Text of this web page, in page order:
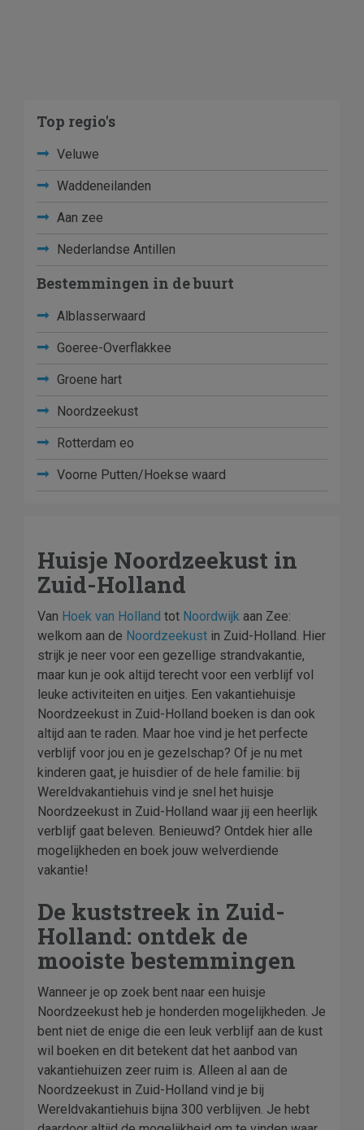
Top regio's
Veluwe
Waddeneilanden
Aan zee
Nederlandse Antillen
Bestemmingen in de buurt
Alblasserwaard
Goeree-Overflakkee
Groene hart
Noordzeekust
Rotterdam eo
Voorne Putten/Hoekse waard
Huisje Noordzeekust in
Zuid-Holland
Van Hoek van Holland tot Noordwijk aan Zee:
welkom aan de Noordzeekust in Zuid-Holland. Hier
strijk je neer voor een gezellige strandvakantie,
maar kun je ook altijd terecht voor een verblijf vol
leuke activiteiten en uitjes. Een vakantiehuisje
Noordzeekust in Zuid-Holland boeken is dan ook
altijd aan te raden. Maar hoe vind je het perfecte
verblijf voor jou en je gezelschap? Of je nu met
kinderen gaat, je huisdier of de hele familie: bij
Wereldvakantiehuis vind je snel het huisje
Noordzeekust in Zuid-Holland waar jij een heerlijk
verblijf gaat beleven. Benieuwd? Ontdek hier alle
mogelijkheden en boek jouw welverdiende
vakantie!
De kuststreek in Zuid-
Holland: ontdek de
mooiste bestemmingen
Wanneer je op zoek bent naar een huisje
Noordzeekust heb je honderden mogelijkheden. Je
bent niet de enige die een leuk verblijf aan de kust
wil boeken en dit betekent dat het aanbod van
vakantiehuizen zeer ruim is. Alleen al aan de
Noordzeekust in Zuid-Holland vind je bij
Wereldvakantiehuis bijna 300 verblijven. Je hebt